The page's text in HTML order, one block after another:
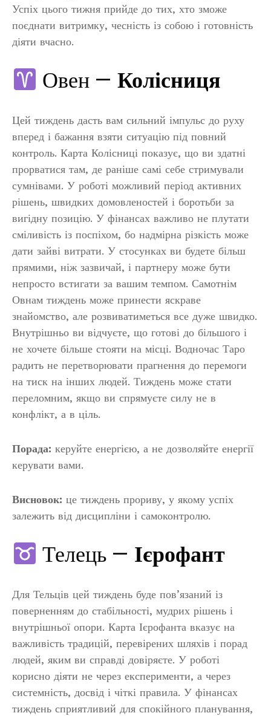
Успіх цього тижня прийде до тих, хто зможе
поєднати витримку, чесність із собою і готовність
діяти вчасно.
Овен —Колісниця
Цей тиждень дасть вам сильний імпульс до руху
вперед і бажання взяти ситуацію під повний
контроль. Карта Колісниці показує, що ви здатні
прорватися там, де раніше самі себе стримували
сумнівами. У роботі можливий період активних
рішень, швидких домовленостей і боротьби за
вигідну позицію. У фінансах важливо не плутати
сміливість із поспіхом, бо надмірна різкість може
дати зайві витрати. У стосунках ви будете більш
прямими, ніж зазвичай, і партнеру може бути
непросто встигати за вашим темпом. Самотнім
Овнам тиждень може принести яскраве
знайомство, але розвиватиметься все дуже швидко.
Внутрішньо ви відчуєте, що готові до більшого і
не хочете більше стояти на місці. Водночас Таро
радить не перетворювати прагнення до перемоги
на тиск на інших людей. Тиждень може стати
переломним, якщо ви спрямуєте силу не в
конфлікт, а в ціль.
Порада: керуйте енергією, а не дозволяйте енергії
керувати вами.
Висновок: це тиждень прориву, у якому успіх
залежить від дисципліни і самоконтролю.
Телець — Ієрофант
Для Тельців цей тиждень буде пов’язаний із
поверненням до стабільності, мудрих рішень і
внутрішньої опори. Карта Ієрофанта вказує на
важливість традицій, перевірених шляхів і порад
людей, яким ви справді довіряєте. У роботі
корисно діяти не через експерименти, а через
системність, досвід і чіткі правила. У фінансах
тиждень сприятливий для спокійного планування,